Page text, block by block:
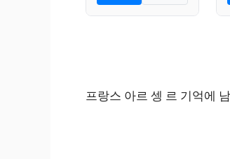
프랑스 아르 셍 르 기억에